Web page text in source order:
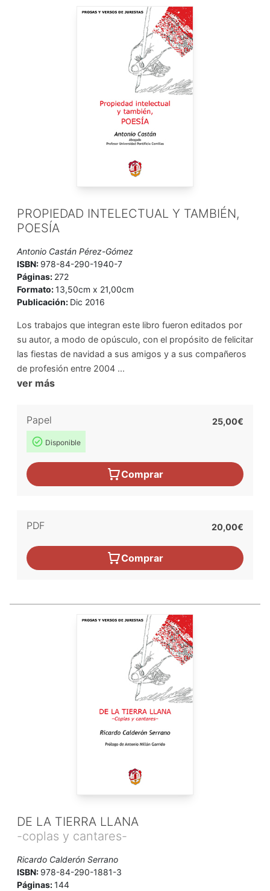
PROPIEDAD INTELECTUAL Y TAMBIÉN,
POESÍA
Antonio Castán Pérez-Gómez
ISBN: 978-84-290-1940-7
Páginas: 272
Formato:13,50cm x 21,00cm
Publicación: Dic 2016
Los trabajos que integran este libro fueron edi­tados por
su autor, a modo de opúsculo, con el propósito de felicitar
las fiestas de navidad a sus amigos y a sus compañeros
de profesión entre 2004 ...
ver más
Papel
Disponible
25,00€
Comprar
PDF 20,00€
Comprar
DE LA TIERRA LLANA
-coplas y cantares-
Ricardo Calderón Serrano
ISBN: 978-84-290-1881-3
Páginas:144